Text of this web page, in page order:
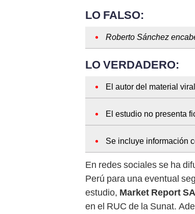
LO FALSO:
Roberto Sánchez
LO VERDADERO:
El autor del material
El estudio no presenta
Se incluye información
En redes sociales se ha
Perú para una eventual
estudio, Market Report
en el RUC de la Sunat.